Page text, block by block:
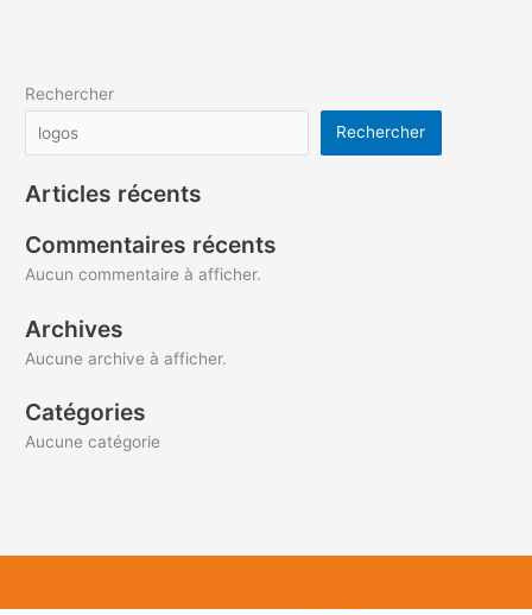
Rechercher
Rechercher
Articles récents
Commentaires récents
Aucun commentaire à afficher.
Archives
Aucune archive à afficher.
Catégories
Aucune catégorie